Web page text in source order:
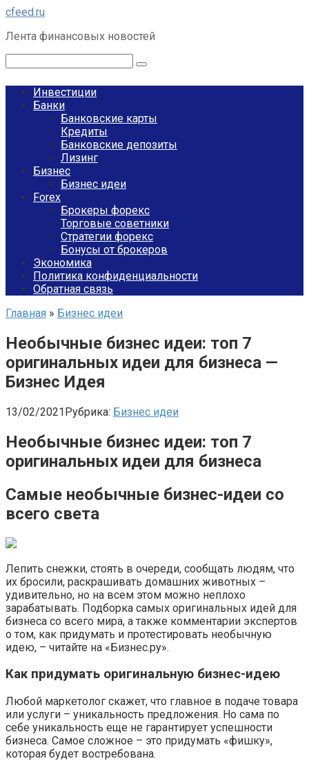
Перейти
контенту
cfeed.ru
Лента финансовых новостей
Инвестиции
Банки
Банковские карты
Кредиты
Банковские депозиты
Лизинг
Бизнес
Бизнес идеи
Forex
Брокеры форекс
Торговые советники
Стратегии форекс
Бонусы от брокеров
Экономика
Политика конфиденциальности
Обратная связь
Главная » Бизнес идеи
Необычные бизнес идеи: топ 7
оригинальных идеи для бизнеса —
Бизнес Идея
13/02/2021Рубрика: Бизнес идеи
Необычные бизнес идеи: топ 7
оригинальных идеи для бизнеса
Самые необычные бизнес-идеи со
всего света
Лепить снежки, стоять в очереди, сообщать людям, что
их бросили, раскрашивать домашних животных –
удивительно, но на всем этом можно неплохо
зарабатывать. Подборка самых оригинальных идей для
бизнеса со всего мира, а также комментарии экспертов
о том, как придумать и протестировать необычную
идею, – читайте на «Бизнес.ру».
Как придумать оригинальную бизнес-идею
Любой маркетолог скажет, что главное в подаче товара
или услуги – уникальность предложения. Но сама по
себе уникальность еще не гарантирует успешности
бизнеса. Самое сложное – это придумать «фишку»,
которая будет востребована.